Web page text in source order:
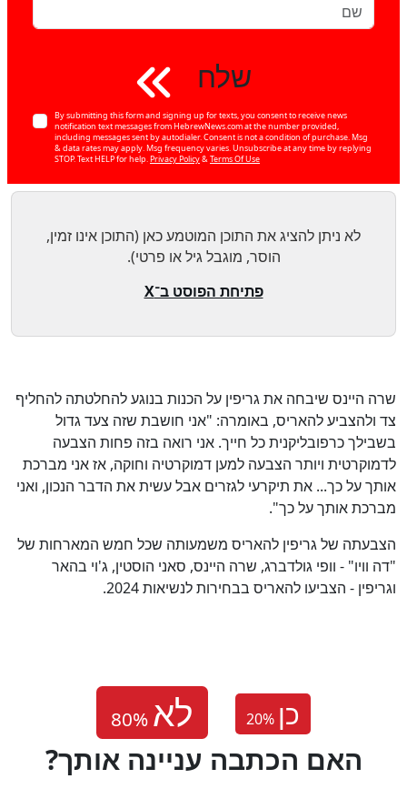
שלח
By submitting this form and signing up for texts, you consent to receive news
notification text messages from HebrewNews.com at the number provided,
including messages sent by autodialer. Consent is not a condition of purchase. Msg
& data rates may apply. Msg frequency varies. Unsubscribe at any time by replying
STOP. Text HELP for help. Privacy Policy& Terms Of Use
לא ניתן להציג את התוכן המוטמע כאן (התוכן אינו זמין,
הוסר, מוגבל גיל או פרטי).
פתיחת הפוסט ב־X
שרה היינס שיבחה את גריפין על הכנות בנוגע להחלטתה להחליף
צד ולהצביע להאריס, באומרה: "אני חושבת שזה צעד גדול
בשבילך כרפובליקנית כל חייך. אני רואה בזה פחות הצבעה
לדמוקרטית ויותר הצבעה למען דמוקרטיה וחוקה, אז אני מברכת
אותך על כך... את תיקרעי לגזרים אבל עשית את הדבר הנכון, ואני
מברכת אותך על כך".
הצבעתה של גריפין להאריס משמעותה שכל חמש המארחות של
"דה וויו" - וופי גולדברג, שרה היינס, סאני הוסטין, ג'וי בהאר
וגריפין - הצביעו להאריס בבחירות לנשיאות 2024.
לא
20% כן
?האם הכתבה עניינה אותך